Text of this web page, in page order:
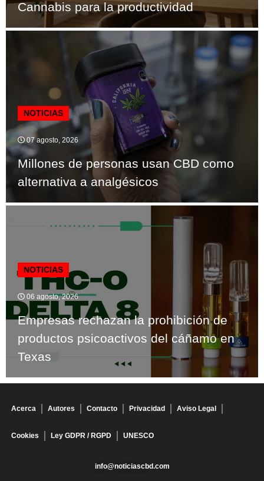
Cannabis para la productividad
NOTICIAS
07 agosto, 2026
Millones de personas usan CBD como
alternativa a analgésicos
NOTICIAS
06 agosto, 2026
Empresas rechazan la prohibición de
productos psicoactivos del cáñamo en
Texas
Acerca Autores Contacto Privacidad Aviso Legal
Cookies Ley GDPR / RGPD UNESCO
info@noticiascbd.com